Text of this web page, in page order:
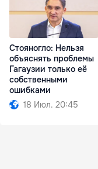
Стояногло: Нельзя
объяснять проблемы
Гагаузии только её
собственными
ошибками
18 Июл. 20:45